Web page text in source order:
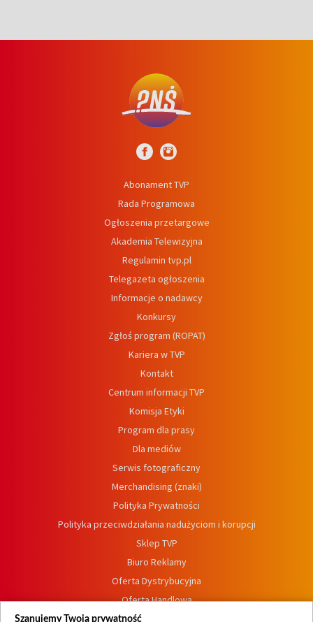
Abonament TVP
Rada Programowa
Ogłoszenia przetargowe
Akademia Telewizyjna
Regulamin tvp.pl
Telegazeta ogłoszenia
Informacje o nadawcy
Konkursy
Zgłoś program (ROPAT)
Kariera w TVP
Kontakt
Centrum informacji TVP
Komisja Etyki
Program dla prasy
Dla mediów
Serwis fotograficzny
Merchandising (znaki)
Polityka Prywatności
Polityka przeciwdziałania nadużyciom i korupcji
Sklep TVP
Biuro Reklamy
Oferta Dystrybucyjna
Oferta Handlowa
Dostępność
Szanujemy Twoją prywatność